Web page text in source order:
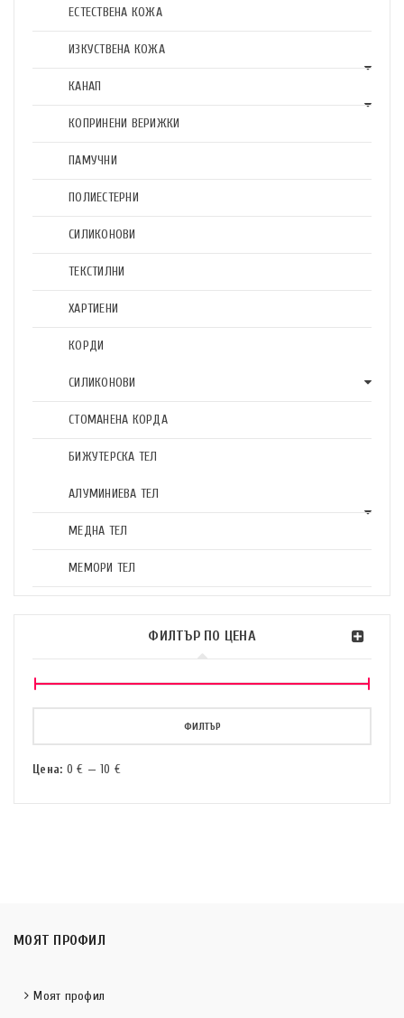
ЕСТЕСТВЕНА КОЖА
ИЗКУСТВЕНА КОЖА
КАНАП
КОПРИНЕНИ ВЕРИЖКИ
ПАМУЧНИ
ПОЛИЕСТЕРНИ
СИЛИКОНОВИ
ТЕКСТИЛНИ
ХАРТИЕНИ
КОРДИ
СИЛИКОНОВИ
СТОМАНЕНА КОРДА
БИЖУТЕРСКА ТЕЛ
АЛУМИНИЕВА ТЕЛ
МЕДНА ТЕЛ
МЕМОРИ ТЕЛ
ФИЛТЪР ПО ЦЕНА
ФИЛТЪР
Цена: 0 € — 10 €
МОЯТ ПРОФИЛ
Моят профил